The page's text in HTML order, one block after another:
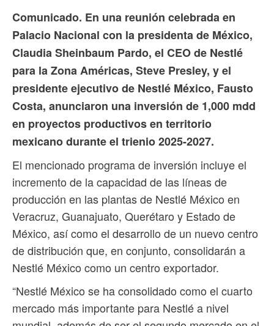
Comunicado. En una reunión celebrada en
Palacio Nacional con la presidenta de México,
Claudia Sheinbaum Pardo, el CEO de Nestlé
para la Zona Américas, Steve Presley, y el
presidente ejecutivo de Nestlé México, Fausto
Costa, anunciaron una inversión de 1,000 mdd
en proyectos productivos en territorio
mexicano durante el trienio 2025-2027.
El mencionado programa de inversión incluye el
incremento de la capacidad de las líneas de
producción en las plantas de Nestlé México en
Veracruz, Guanajuato, Querétaro y Estado de
México, así como el desarrollo de un nuevo centro
de distribución que, en conjunto, consolidarán a
Nestlé México como un centro exportador.
“Nestlé México se ha consolidado como el cuarto
mercado más importante para Nestlé a nivel